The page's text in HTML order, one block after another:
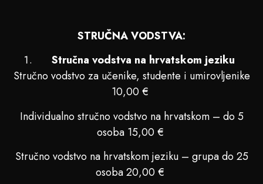
STRUČNA VODSTVA:
Stručna vodstva na hrvatskom jeziku
Stručno vodstvo za učenike, studente i umirovljenike
10,00 €
Individualno stručno vodstvo na hrvatskom – do 5
osoba 15,00 €
Stručno vodstvo na hrvatskom jeziku – grupa do 25
osoba 20,00 €